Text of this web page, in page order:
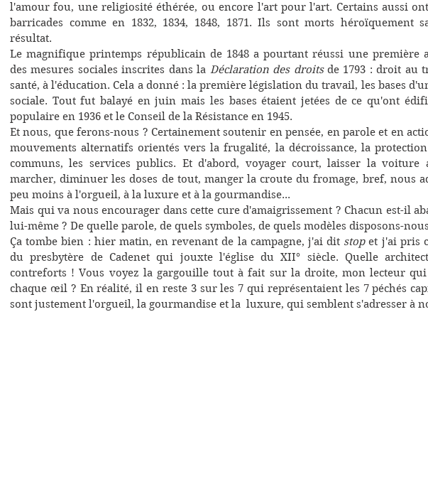
l'amour fou, une religiosité éthérée, ou encore l'art pour l'art. Certains aussi
barricades comme en 1832, 1834, 1848, 1871. Ils sont morts héroïquement
résultat.
Le magnifique printemps républicain de 1848 a pourtant réussi une première
des mesures sociales inscrites dans la Déclaration des droits de 1793 : droit au
santé, à l'éducation. Cela a donné : la première législation du travail, les bases
sociale. Tout fut balayé en juin mais les bases étaient jetées de ce qu'ont
populaire en 1936 et le Conseil de la Résistance en 1945.
Et nous, que ferons-nous ? Certainement soutenir en pensée, en parole et en
mouvements alternatifs orientés vers la frugalité, la décroissance, la
communs, les services publics. Et d'abord, voyager court, laisser la voiture
marcher, diminuer les doses de tout, manger la croute du fromage, bref, nous
peu moins à l'orgueil, à la luxure et à la gourmandise...
Mais qui va nous encourager dans cette cure d'amaigrissement ? Chacun est-il
lui-même ? De quelle parole, de quels symboles, de quels modèles disposons-
Ça tombe bien : hier matin, en revenant de la campagne, j'ai dit stop et j'ai pris
du presbytère de Cadenet qui jouxte l'église du XII° siècle. Quelle
contreforts ! Vous voyez la gargouille tout à fait sur la droite, mon lecteur qui
chaque œil ? En réalité, il en reste 3 sur les 7 qui représentaient les 7 péchés
sont justement l'orgueil, la gourmandise et la  luxure, qui semblent s'adresser à